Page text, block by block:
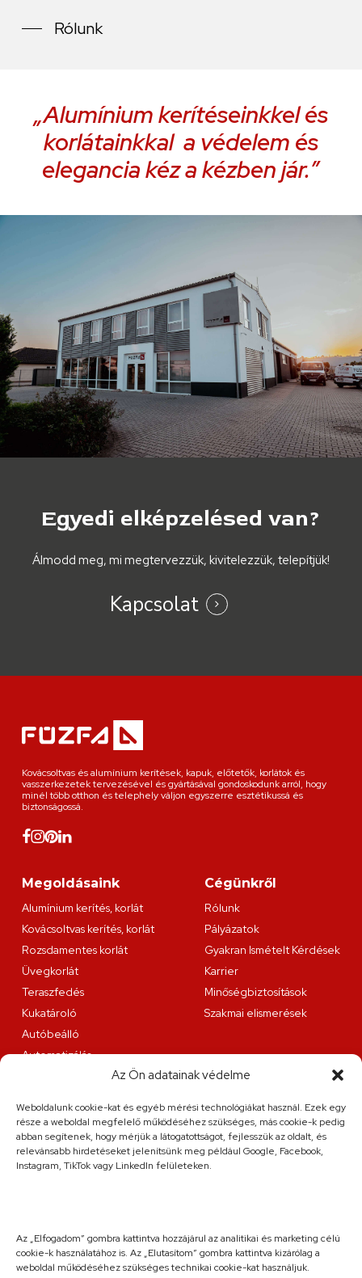
Az Ön adatainak védelme
Weboldalunk cookie-kat és egyéb mérési technológiákat használ. Ezek egy
része a weboldal megfelelő működéséhez szükséges, más cookie-k pedig
abban segítenek, hogy mérjük a látogatottságot, fejlesszük az oldalt, és
relevánsabb hirdetéseket jelenítsünk meg például Google, Facebook,
Instagram, TikTok vagy LinkedIn felületeken.
Az „Elfogadom” gombra kattintva hozzájárul az analitikai és marketing célú
cookie-k használatához is. Az „Elutasítom” gombra kattintva kizárólag a
weboldal működéséhez szükséges technikai cookie-kat használjuk.
Rólunk
„Alumínium kerítéseinkkel és
korlátainkkal a védelem és
elegancia kéz a kézben jár.”
Egyedi elképzelésed van?
Álmodd meg, mi megtervezzük, kivitelezzük, telepítjük!
Kapcsolat
Kovácsoltvas és alumínium kerítések, kapuk, előtetők, korlátok és
vasszerkezetek tervezésével és gyártásával gondoskodunk arról, hogy
minél több otthon és telephely váljon egyszerre esztétikussá és
biztonságossá.
Megoldásaink
Alumínium kerítés, korlát
Kovácsoltvas kerítés, korlát
Rozsdamentes korlát
Üvegkorlát
Teraszfedés
Kukatároló
Autóbeálló
Automatizálás
Lakatosüzemi szolgáltatások
Cégünkről
Rólunk
Pályázatok
Gyakran Ismételt Kérdések
Karrier
Minőségbiztosítások
Szakmai elismerések
Fűzfa és Társa Kft.
9200 Mosonmagyaróvár, Juhar utca 8.
Elérhetőség
Szombat: előre egyeztett időpontban